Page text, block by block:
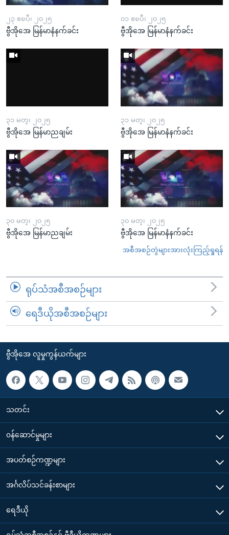
၂၃ ဧၿပီ၊ ၂၀၂၅
ဗွီအိုအေ မြန်မာနံနက်ခင်း
၀၁ ဧၿပီ၊ ၂၀၂၅
ဗွီအိုအေ မြန်မာနံနက်ခင်း
၃၁ မတ္၊ ၂၀၂၅
ဗွီအိုအေ မြန်မာညချမ်း
၃၁ မတ္၊ ၂၀၂၅
ဗွီအိုအေ မြန်မာနံနက်ခင်း
၃၀ မတ္၊ ၂၀၂၅
ဗွီအိုအေ မြန်မာညချမ်း
၃၀ မတ္၊ ၂၀၂၅
ဗွီအိုအေ မြန်မာနံနက်ခင်း
အစီအစဉ်တွဲများအားလုံးကြည့်ရှုရန်
ရုပ်သံအစီအစဉ်များ
ရေဒီယိုအစီအစဉ်များ
ဗွီအိုအေ လူမှုကွန်ယက်များ
သတင်း
၀န်ဆောင်မှုများ
အပတ်စဉ်ကဏ္ဍများ
အင်္ဂလိပ်သင်ခန်းစာများ
ရေဒီယို